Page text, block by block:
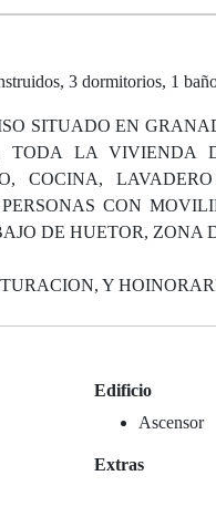
3 dormitorios, 1
SITUADO EN
TODA LA VIVIENDA
COCINA,
CON
DE HUETOR, ZONA
Y
Edificio
Ascensor
Extras